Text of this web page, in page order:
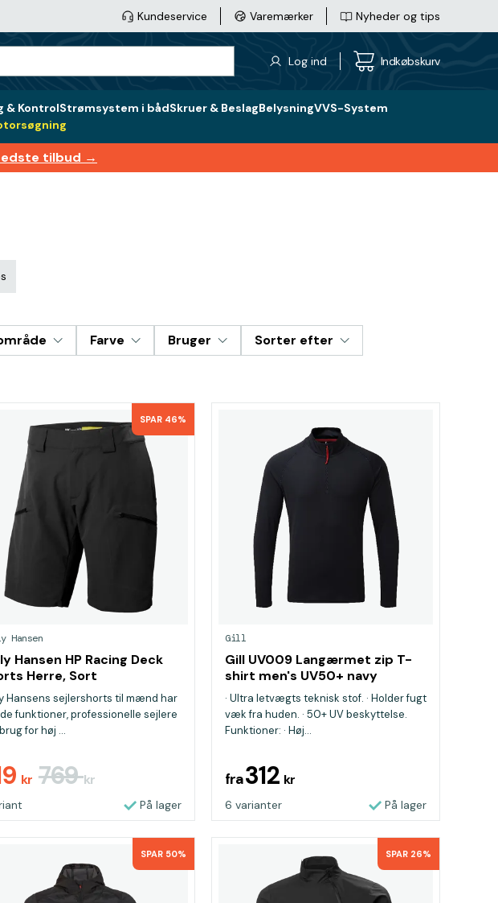
Kundeservice Varemærker Nyheder og tips
Log ind Indkøbskurv
& KontrolStrømsystem i bådSkruer & BeslagBelysningVVS-System
tilbud →
Farve Bruger
Sorter efter
SPAR 46%
Hansen
Hansen HP Racing Deck
Herre, Sort
Hansens sejlershorts til mænd har
funktioner, professionelle sejlere
for høj ...
kr 769kr
På lager
Gill
Gill UV009 Langærmet zip T-
shirt men's UV50+ navy
· Ultra letvægts teknisk stof. · Holder fugt
væk fra huden. · 50+ UV beskyttelse.
Funktioner: · Høj...
fra312 kr
6 varianter På lager
SPAR 50% SPAR 26%